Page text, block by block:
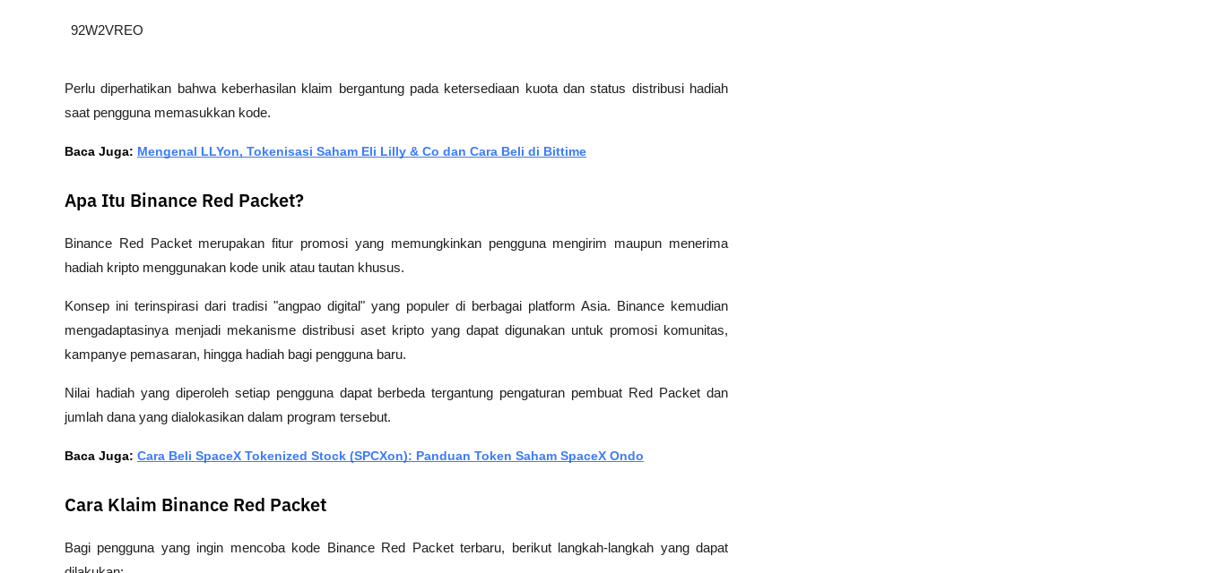
92W2VREO
Perlu diperhatikan bahwa keberhasilan klaim bergantung pada ketersediaan kuota dan status distribusi hadiah
saat pengguna memasukkan kode.
Baca Juga: Mengenal LLYon, Tokenisasi Saham Eli Lilly & Co dan Cara Beli di Bittime
Apa Itu Binance Red Packet?
Binance Red Packet merupakan fitur promosi yang memungkinkan pengguna mengirim maupun menerima
hadiah kripto menggunakan kode unik atau tautan khusus.
Konsep ini terinspirasi dari tradisi "angpao digital" yang populer di berbagai platform Asia. Binance kemudian
mengadaptasinya menjadi mekanisme distribusi aset kripto yang dapat digunakan untuk promosi komunitas,
kampanye pemasaran, hingga hadiah bagi pengguna baru.
Nilai hadiah yang diperoleh setiap pengguna dapat berbeda tergantung pengaturan pembuat Red Packet dan
jumlah dana yang dialokasikan dalam program tersebut.
Baca Juga: Cara Beli SpaceX Tokenized Stock (SPCXon): Panduan Token Saham SpaceX Ondo
Cara Klaim Binance Red Packet
Bagi pengguna yang ingin mencoba kode Binance Red Packet terbaru, berikut langkah-langkah yang dapat